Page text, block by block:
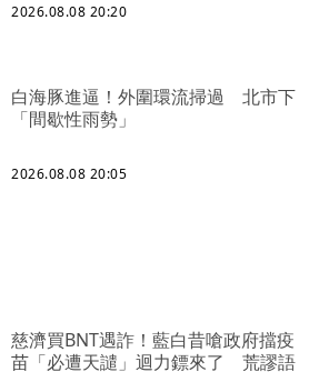
2026.08.08 20:20
白海豚進逼！外圍環流掃過 北市下
「間歇性雨勢」
2026.08.08 20:05
慈濟買BNT遇詐！藍白昔嗆政府擋疫
苗「必遭天譴」迴力鏢來了 荒謬語